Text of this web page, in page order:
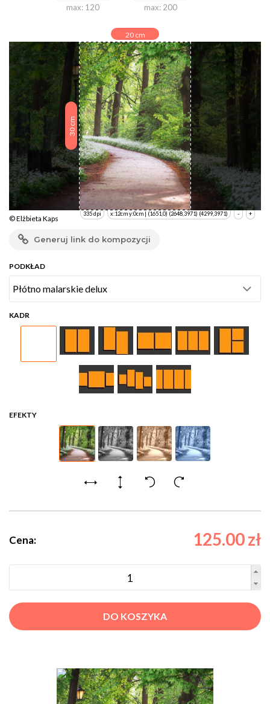
20cm
30
cm
+
-
x:12cm y:0cm | (1651,0) (2648,3971) (4299,3971)
335 dpi
© Elżbieta Kaps
Generuj link do kompozycji
max: 120 max: 200
PODKŁAD
KADR
EFEKTY
Cena: 125.00 zł
DO KOSZYKA